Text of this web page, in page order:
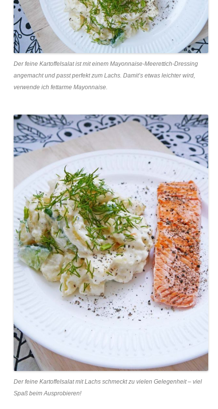
Der feine Kartoffelsalat ist mit einem Mayonnaise-Meerettich-Dressing
angemacht und passt perfekt zum Lachs. Damit’s etwas leichter wird,
verwende ich fettarme Mayonnaise.
Der feine Kartoffelsalat mit Lachs schmeckt zu vielen Gelegenheit – viel
Spaß beim Ausprobieren!